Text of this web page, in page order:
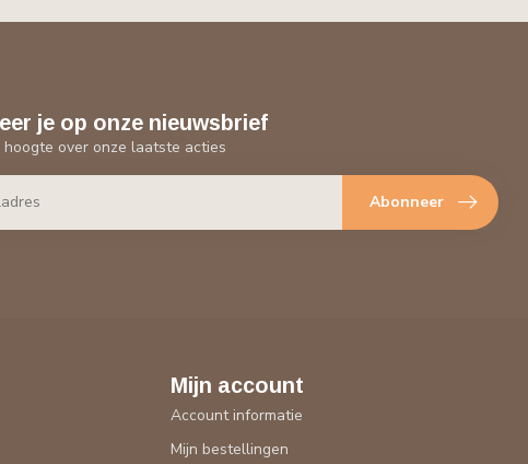
je op onze nieuwsbrief
hoogte over onze laatste acties
Abonneer
Mijn account
Account informatie
Mijn bestellingen